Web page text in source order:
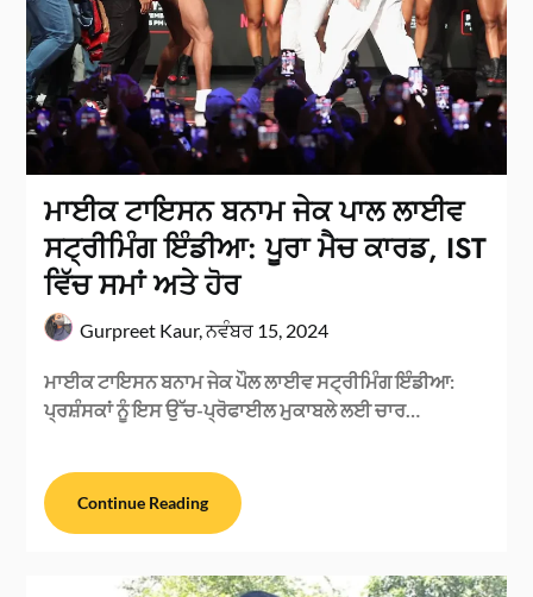
ਮਾਈਕ ਟਾਇਸਨ ਬਨਾਮ ਜੇਕ ਪਾਲ ਲਾਈਵ
ਸਟ੍ਰੀਮਿੰਗ ਇੰਡੀਆ: ਪੂਰਾ ਮੈਚ ਕਾਰਡ, IST
ਵਿੱਚ ਸਮਾਂ ਅਤੇ ਹੋਰ
Gurpreet Kaur,ਨਵੰਬਰ 15, 2024
ਮਾਈਕ ਟਾਇਸਨ ਬਨਾਮ ਜੇਕ ਪੌਲ ਲਾਈਵ ਸਟ੍ਰੀਮਿੰਗ ਇੰਡੀਆ:
ਪ੍ਰਸ਼ੰਸਕਾਂ ਨੂੰ ਇਸ ਉੱਚ-ਪ੍ਰੋਫਾਈਲ ਮੁਕਾਬਲੇ ਲਈ ਚਾਰ…
Continue Reading